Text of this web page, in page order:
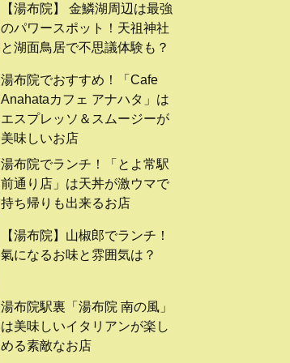
【湯布院】 金鱗湖周辺は最強
のパワースポット！天祖神社
と湖面鳥居で不思議体験も？
湯布院でおすすめ！「Cafe
Anahataカフェ アナハタ」は
エスプレッソ＆スムージーが
美味しいお店
湯布院でランチ！「とよ常駅
前通り店」は天丼が激ウマで
持ち帰りも出来るお店
【湯布院】山椒郎でランチ！
氣になるお味と雰囲気は？
湯布院駅裏「湯布院 南の風」
は美味しいイタリアンが楽し
める素敵なお店